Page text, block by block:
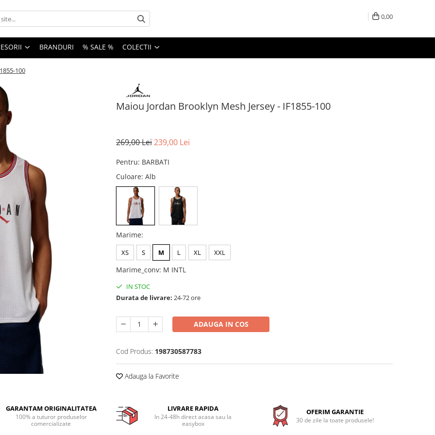
0,00
BRANDURI % SALE % COLECTII
100
Maiou Jordan Brooklyn Mesh Jersey - IF1855-100
269,00 Lei239,00 Lei
Pentru: BARBATI
Culoare: Alb
Marime:
XS S M L XL XXL
Marime_conv: M INTL
IN STOC
Durata de livrare: 24-72 ore
ADAUGA IN COS
Cod Produs: 198730587783
Adauga la Favorite
GARANTAM ORIGINALITATEA
100% a tuturor produselor
comercializate
LIVRARE RAPIDA
In 24-48h direct acasa sau la
easybox
OFERIM GARANTIE
30 de zile la toate produsele!